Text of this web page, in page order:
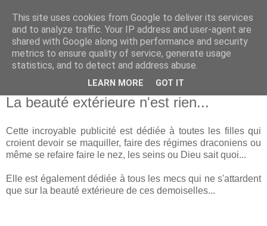
La beauté extérieure n'est rien...
Cette incroyable publicité est dédiée à toutes les filles qui
croient devoir se maquiller, faire des régimes draconiens ou
même se refaire faire le nez, les seins ou Dieu sait quoi...
Elle est également dédiée à tous les mecs qui ne s'attardent
que sur la beauté extérieure de ces demoiselles...
This site uses cookies from Google to deliver its services
and to analyze traffic. Your IP address and user-agent are
shared with Google along with performance and security
metrics to ensure quality of service, generate usage
statistics, and to detect and address abuse.
LEARN MORE GOT IT